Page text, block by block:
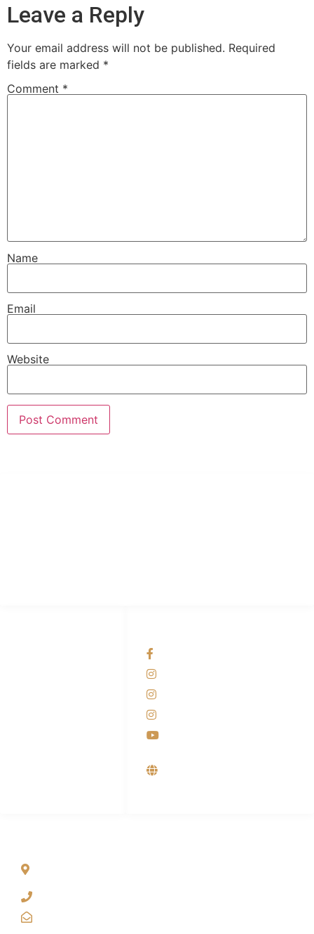
Leave a Reply
Your email address will not be published. Required
fields are marked *
Comment *
Name
Email
Website